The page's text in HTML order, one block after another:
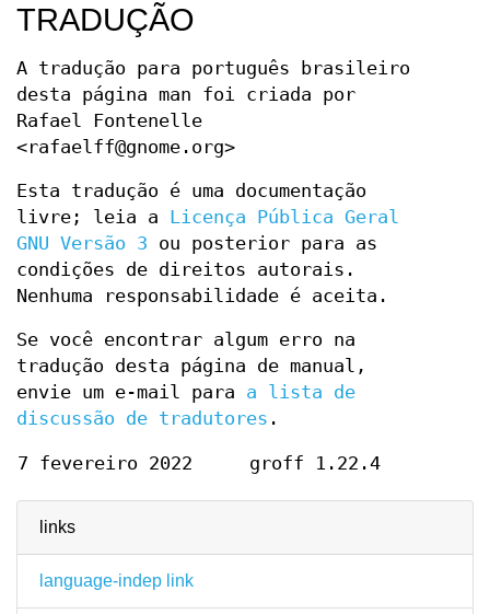
links
language-indep link
TRADUÇÃO
A tradução para português brasileiro
desta página man foi criada por
Rafael Fontenelle
<rafaelff@gnome.org>
Esta tradução é uma documentação
livre; leia a Licença Pública Geral
GNU Versão 3 ou posterior para as
condições de direitos autorais.
Nenhuma responsabilidade é aceita.
Se você encontrar algum erro na
tradução desta página de manual,
envie um e-mail para a lista de
discussão de tradutores .
7 fevereiro 2022 groff 1.22.4